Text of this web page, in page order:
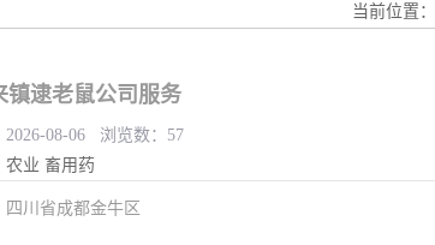
当前位置：
镇逮老鼠公司服务
2026-08-06 浏览数：57
农业 畜用药
四川省成都金牛区